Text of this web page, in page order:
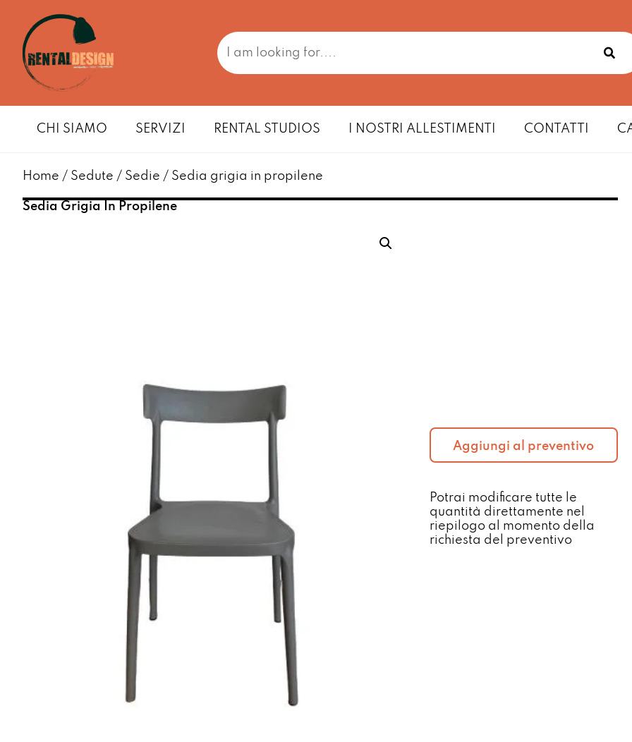
CHI SIAMO SERVIZI RENTAL STUDIOS I NOSTRI ALLESTIMENTI CONTATTI
Home / Sedute / Sedie / Sedia grigia in propilene
Sedia Grigia In Propilene
Aggiungi al preventivo
Potrai modificare tutte le
quantità direttamente nel
riepilogo al momento della
richiesta del preventivo​